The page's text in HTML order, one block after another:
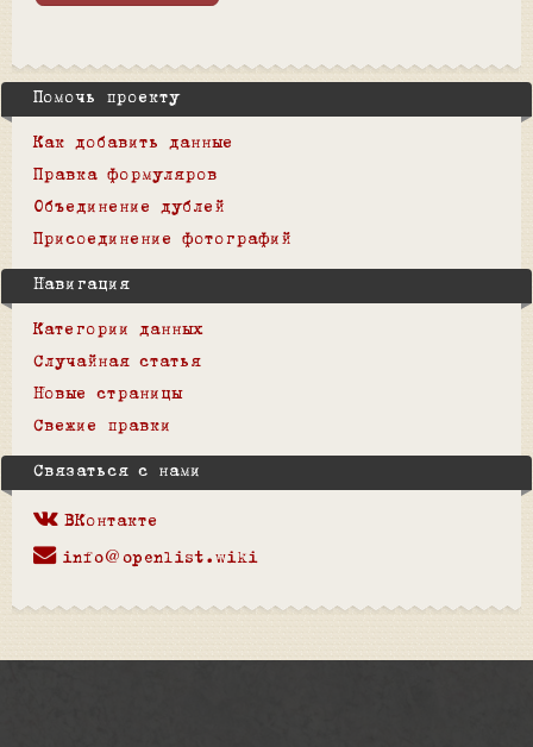
Помочь проекту
Как добавить данные
Правка формуляров
Объединение дублей
Присоединение фотографий
Навигация
Категории данных
Случайная статья
Новые страницы
Свежие правки
Связаться с нами
ВКонтакте
info@openlist.wiki